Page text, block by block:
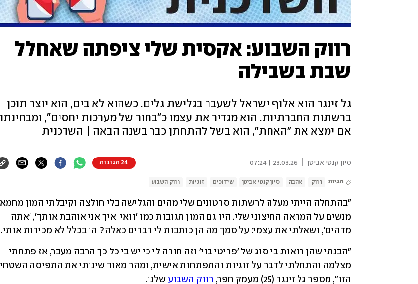
רווק השבוע: אקסית שלי ציפתה שאחלל
שבת בשבילה
גל זינגר הוא אלוף ישראל לשעבר בגלישת גלים. כשהוא לא בים, הוא יוצר תוכן
ברשתות החברתיות. הוא מגדיר את עצמו כ"בחור של מערכות יחסים", ומבחינתו
אם ימצא את "האחת", הוא בשל להתחתן כבר בשנה הבאה | השדכנית
סיון קנטי אביטן 23.03.26 | 07:24 24 תגובות
תגיות רווק אהבה סיון קנטי אביטן שידוכים זוגיות רווק השבוע
מדהים', ושאלתי את עצמי: על סמך מה הן כותבות לי דברים כאלה? הן בכלל לא מכירות אותי.
הזו", מספר גל זינגר (25) מעמק חפר,
רווק השבוע שלנו.